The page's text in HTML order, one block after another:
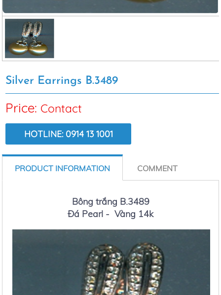
Silver Earrings B.3489
Price: Contact
HOTLINE: 0914 13 1001
PRODUCT INFORMATION COMMENT
Bông trắng B.3489
Đá Pearl - Vàng 14k